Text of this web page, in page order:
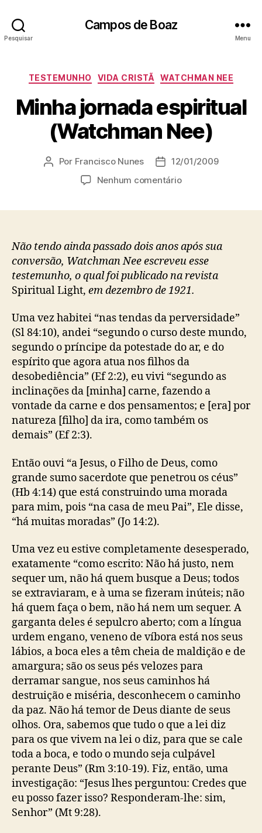
Pesquisar
Campos de Boaz
Menu
C
t
e
g
o
i
a
TESTEMUNHO VIDA CRISTÃ WATCHMAN NEE
Minha jornada espiritual
(Watchman Nee)
A
r
p
o
s
t
Por Francisco Nunes
D
d
u
b
l
i
a
ç
ã
o
12/01/2009
Nenhum comentárioe
h
a
o
r
a
d
a
e
s
p
i
r
i
a
l
(
W
a
h
m
a
n
N
)
Não tendo ainda passado dois anos após sua
conversão, Watchman Nee escreveu esse
testemunho, o qual foi publicado na revista
Spiritual Light, em dezembro de 1921.
Uma vez habitei “nas tendas da perversidade”
(Sl 84:10), andei “segundo o curso deste mundo,
segundo o príncipe da potestade do ar, e do
espírito que agora atua nos filhos da
desobediência” (Ef 2:2), eu vivi “segundo as
inclinações da [minha] carne, fazendo a
vontade da carne e dos pensamentos; e [era] por
natureza [filho] da ira, como também os
demais” (Ef 2:3).
Então ouvi “a Jesus, o Filho de Deus, como
grande sumo sacerdote que penetrou os céus”
(Hb 4:14) que está construindo uma morada
para mim, pois “na casa de meu Pai”, Ele disse,
“há muitas moradas” (Jo 14:2).
Uma vez eu estive completamente desesperado,
exatamente “como escrito: Não há justo, nem
sequer um, não há quem busque a Deus; todos
se extraviaram, e à uma se fizeram inúteis; não
há quem faça o bem, não há nem um sequer. A
garganta deles é sepulcro aberto; com a língua
urdem engano, veneno de víbora está nos seus
lábios, a boca eles a têm cheia de maldição e de
amargura; são os seus pés velozes para
derramar sangue, nos seus caminhos há
destruição e miséria, desconhecem o caminho
da paz. Não há temor de Deus diante de seus
olhos. Ora, sabemos que tudo o que a lei diz
para os que vivem na lei o diz, para que se cale
toda a boca, e todo o mundo seja culpável
perante Deus” (Rm 3:10-19). Fiz, então, uma
investigação: “Jesus lhes perguntou: Credes que
eu posso fazer isso? Responderam-lhe: sim,
Senhor” (Mt 9:28).